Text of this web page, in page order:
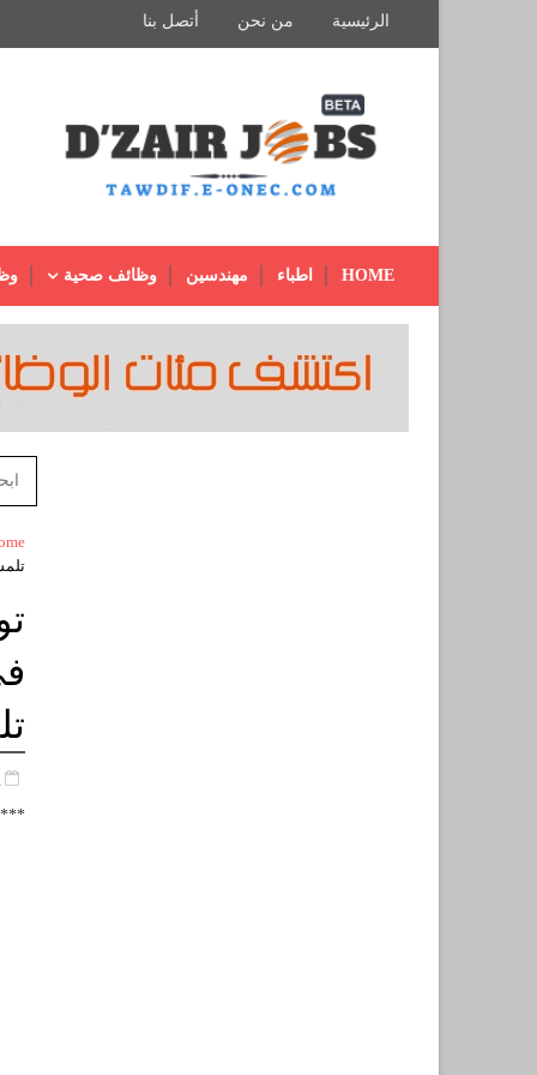
الرئيسية من نحن أتصل بنا
HOME اطباء مهندسين وظائف صحية
***